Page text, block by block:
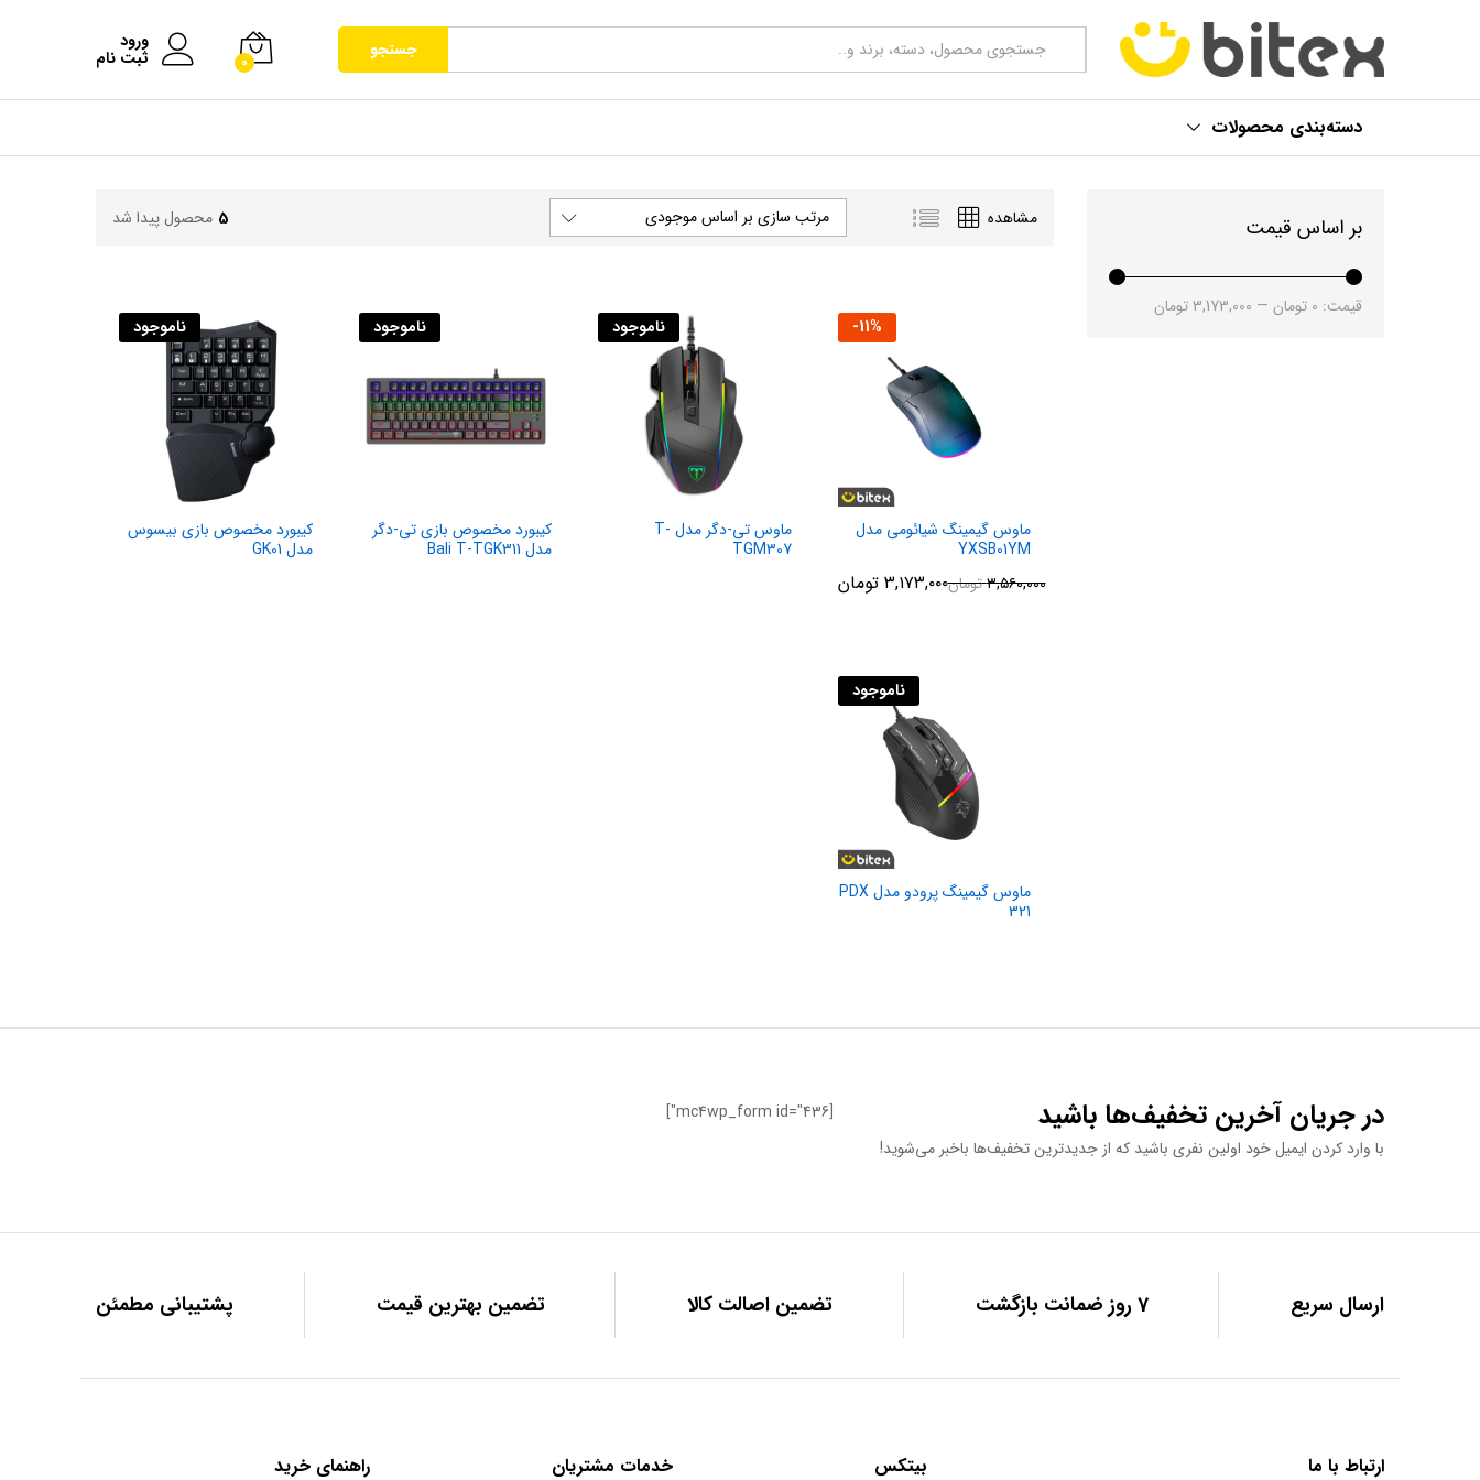
همه موارد جستجو 0
ورود
ثبت نام
دسته‌بندی محصولات
5 محصول پیدا شد مشاهده مرتب سازی بر اساس موجودی
-11%
ماوس گیمینگ شیائومی مدل
YXSB01YM
۳,۱۷۳,۰۰۰ تومان ۳,۵۶۰,۰۰۰تومان
ناموجود
ماوس تی-دگر مدل T-
TGM307
ناموجود
کیبورد مخصوص بازی تی-دگر
مدل Bali T-TGK311
ناموجود
کیبورد مخصوص بازی بیسوس
مدل GK01
ناموجود
ماوس گیمینگ پرودو مدل PDX
321
بر اساس قیمت
قیمت: 0 تومان — 3,173,000 تومان
در جریان آخرین تخفیف‌ها باشید
با وارد کردن ایمیل خود اولین نفری باشید که از جدیدترین تخفیف‌ها باخبر می‌شوید!
[mc4wp_form id="436"]
ارسال سریع 7 روز ضمانت بازگشت تضمین اصالت کالا تضمین بهترین قیمت پشتیبانی مطمئن
ارتباط با ما بیتکس خدمات مشتریان راهنمای خرید